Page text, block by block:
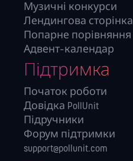
Музичні конкурси
Лендингова сторінка
Попарне порівняння
Адвент-календар
Підтримка
Початок роботи
Довідка PollUnit
Підручники
Форум підтримки
support@pollunit.com